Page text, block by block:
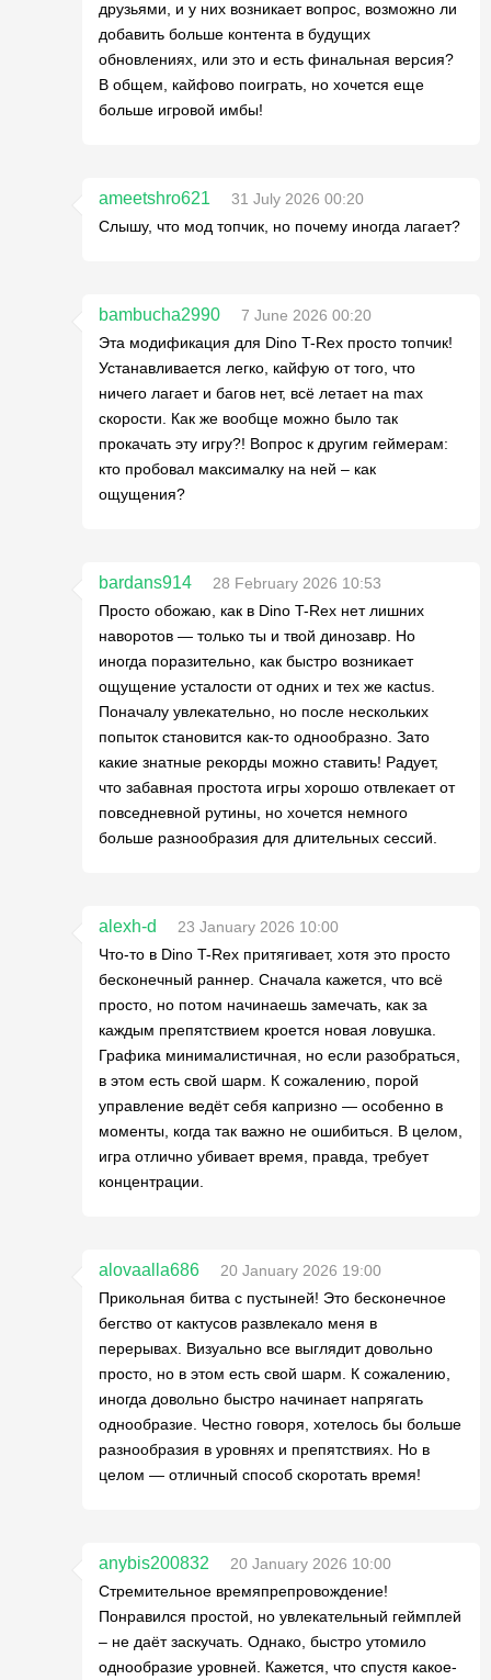
друзьями, и у них возникает вопрос, возможно ли
добавить больше контента в будущих
обновлениях, или это и есть финальная версия?
В общем, кайфово поиграть, но хочется еще
больше игровой имбы!
ameetshro621
31 July 2026 00:20
Слышу, что мод топчик, но почему иногда лагает?
bambucha2990
7 June 2026 00:20
Эта модификация для Dino T-Rex просто топчик!
Устанавливается легко, кайфую от того, что
ничего лагает и багов нет, всё летает на max
скорости. Как же вообще можно было так
прокачать эту игру?! Вопрос к другим геймерам:
кто пробовал максималку на ней – как
ощущения?
bardans914
28 February 2026 10:53
Просто обожаю, как в Dino T-Rex нет лишних
наворотов — только ты и твой динозавр. Но
иногда поразительно, как быстро возникает
ощущение усталости от одних и тех же кactus.
Поначалу увлекательно, но после нескольких
попыток становится как-то однообразно. Зато
какие знатные рекорды можно ставить! Радует,
что забавная простота игры хорошо отвлекает от
повседневной рутины, но хочется немного
больше разнообразия для длительных сессий.
alexh-d
23 January 2026 10:00
Что-то в Dino T-Rex притягивает, хотя это просто
бесконечный раннер. Сначала кажется, что всё
просто, но потом начинаешь замечать, как за
каждым препятствием кроется новая ловушка.
Графика минималистичная, но если разобраться,
в этом есть свой шарм. К сожалению, порой
управление ведёт себя капризно — особенно в
моменты, когда так важно не ошибиться. В целом,
игра отлично убивает время, правда, требует
концентрации.
alovaalla686
20 January 2026 19:00
Прикольная битва с пустыней! Это бесконечное
бегство от кактусов развлекало меня в
перерывах. Визуально все выглядит довольно
просто, но в этом есть свой шарм. К сожалению,
иногда довольно быстро начинает напрягать
однообразие. Честно говоря, хотелось бы больше
разнообразия в уровнях и препятствиях. Но в
целом — отличный способ скоротать время!
anybis200832
20 January 2026 10:00
Стремительное времяпрепровождение!
Понравился простой, но увлекательный геймплей
– не даёт заскучать. Однако, быстро утомило
однообразие уровней. Кажется, что спустя какое-